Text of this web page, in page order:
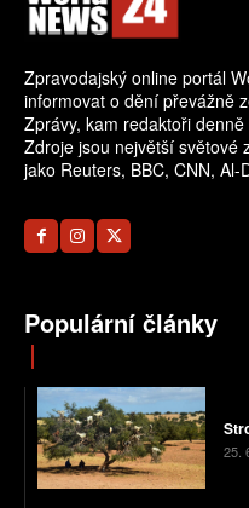
Zpravodajský online portál
informovat o dění převážně
Zprávy, kam redaktoři
Zdroje jsou největší světové
jako Reuters, BBC, CNN, Al-
Populární články
25.